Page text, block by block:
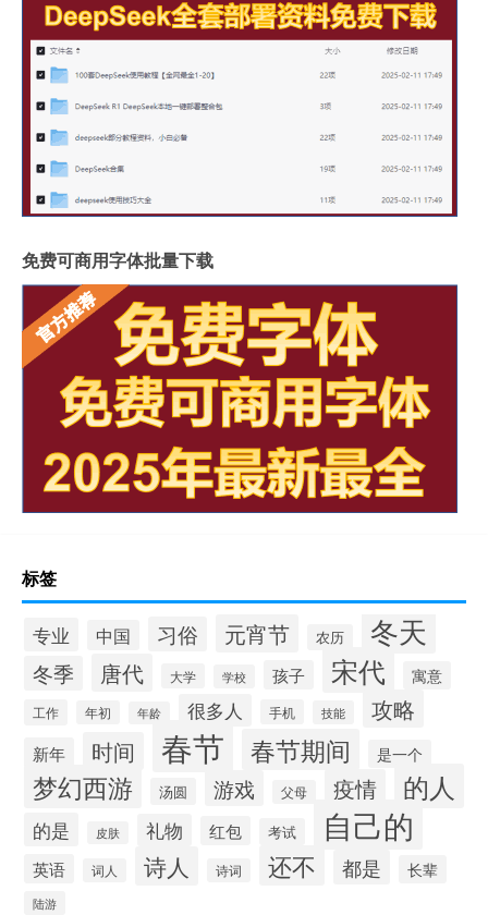
免费可商用字体批量下载
标签
专业 中国 习俗 元宵节 农历 冬天
冬季 唐代 大学 学校 孩子 宋代 寓意
工作 年初 年龄 很多人 手机 技能 攻略
新年 时间 春节 春节期间 是一个
梦幻西游 汤圆 游戏 父母 疫情 的人
的是 皮肤 礼物 红包 考试 自己的
英语 词人 诗人 诗词 还不 都是 长辈
陆游